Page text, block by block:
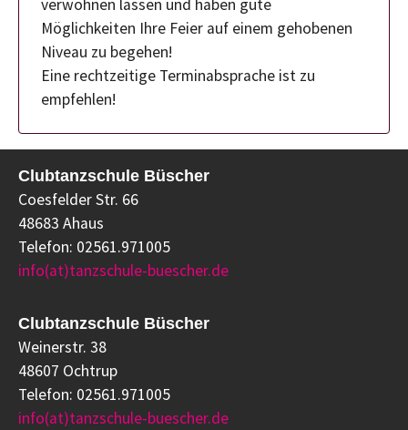
verwöhnen lassen und haben gute
Möglichkeiten Ihre Feier auf einem gehobenen
Niveau zu begehen!
Eine rechtzeitige Terminabsprache ist zu
empfehlen!
Clubtanzschule Büscher
Coesfelder Str. 66
48683 Ahaus
Telefon: 02561.971005
info(at)tanzschule-buescher.de
Clubtanzschule Büscher
Weinerstr. 38
48607 Ochtrup
Telefon: 02561.971005
info(at)tanzschule-buescher.de